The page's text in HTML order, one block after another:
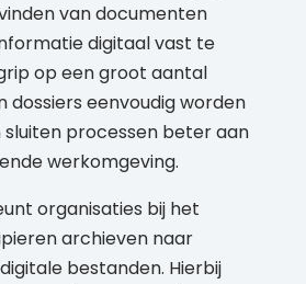
van documenten
digitaal vast te
op een groot aantal
dossiers eenvoudig worden
processen beter aan
werkomgeving.
organisaties bij het
archieven naar
bestanden. Hierbij